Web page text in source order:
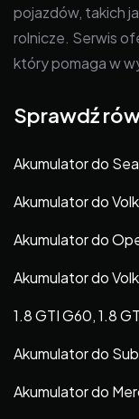
pojazdów, takich
rolnicze. Serwis
który pomaga w
Sprawdź
Akumulator do
Akumulator do
Akumulator do
Akumulator do
1.8 GTI G60, 1.8
Akumulator do
Akumulator do